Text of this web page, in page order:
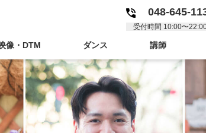
048-645-
受付時間 10:00〜
像・DTM ダンス 講師